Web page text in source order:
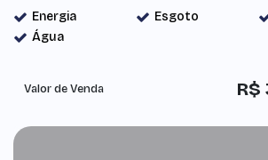
Energia Esgoto
Água
R$
Valor de Venda